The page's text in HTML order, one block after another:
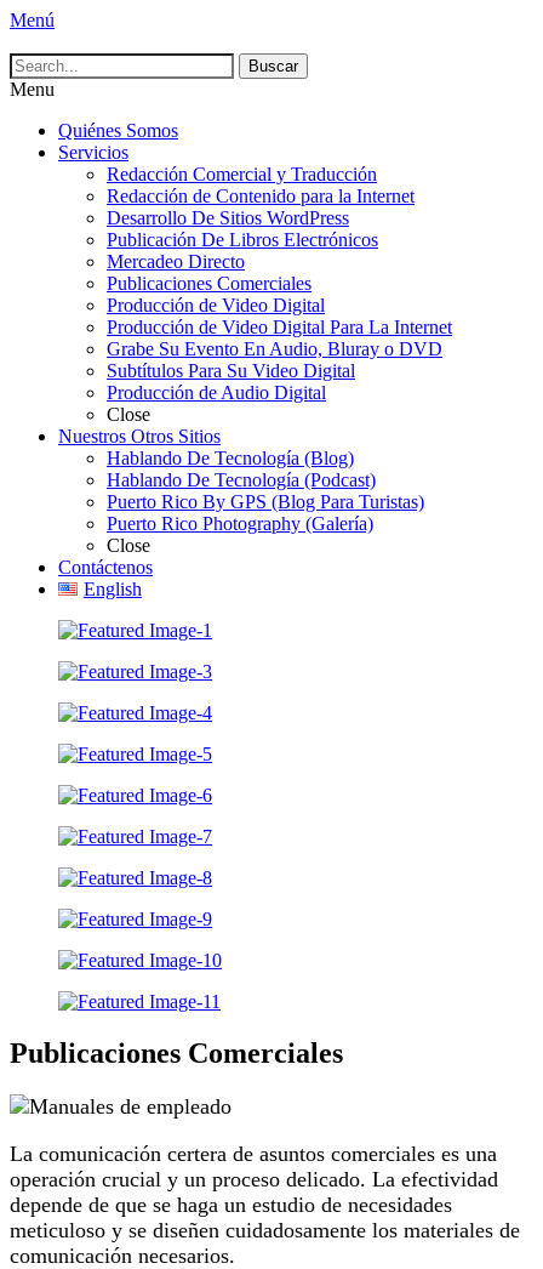
Menú
Accurate Communications
Business Communications, Audiovisual and Online Services
Buscar:
Menú
Principal
Saltar
contenido
Menu
Quiénes Somos
Servicios
Redacción Comercial y Traducción
Redacción de Contenido para la Internet
Desarrollo De Sitios WordPress
Publicación De Libros Electrónicos
Mercadeo Directo
Publicaciones Comerciales
Producción de Video Digital
Producción de Video Digital Para La Internet
Grabe Su Evento En Audio, Bluray o DVD
Subtítulos Para Su Video Digital
Producción de Audio Digital
Close
Nuestros Otros Sitios
Hablando De Tecnología (Blog)
Hablando De Tecnología (Podcast)
Puerto Rico By GPS (Blog Para Turistas)
Puerto Rico Photography (Galería)
Close
Contáctenos
English
Publicaciones Comerciales
La comunicación certera de asuntos comerciales es una
operación crucial y un proceso delicado. La efectividad
depende de que se haga un estudio de necesidades
meticuloso y se diseñen cuidadosamente los materiales de
comunicación necesarios.